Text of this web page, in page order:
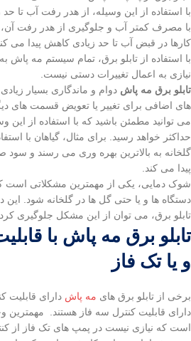
با استفاده از این وسیله، از هدر رفت آب تا
با مصرف کمتر آب و جلوگیری از هدر رفت
کارها در قبض آب تا حد زیادی کاهش پیدا می
با استفاده از تابلو برق، تمام سیستم مه
نیازی به اعمال تغییرات دستی نیست.
تابلو برق مه پاش دوام و ماندگاری بسیار
های اضافی برای تغییر یا تعویض قسمت های
می توانید مطمئن باشید که با استفاده از
حداکثر خواهد رسید. برای مثال، گیاهان با
گلخانه به بالاترین بهره وری می رسند و
پیدا می کند.
شوک دمایی، یکی از مهمترین مشکلاتی است
دستگاه ها و یا حتی گل ها در گلخانه شود. این
تابلو برق، می توان از این مشکل جلوگیری
تابلو برق مه پاش با
و یا تک فاز
برخی از تابلو برق های مه پاش دارای قابلیت
دارای قابلیت کنترل سه فاز هستند. مهمترین
است که نیازی نیست در پمپ های تک فاز از